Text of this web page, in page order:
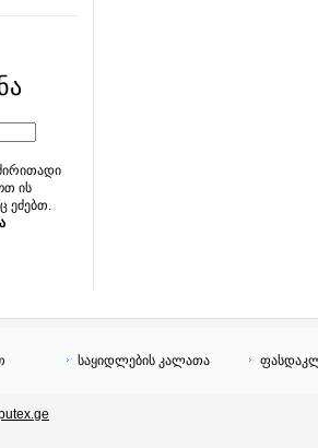
ის
ეძებთ.
საყიდლების კალათა